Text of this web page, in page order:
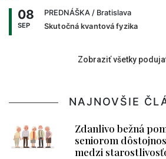
08
SEP
PREDNÁŠKA / Bratislava
Skutočná kvantová fyzika
Zobraziť všetky
NAJNOVŠIE
Zdanlivo bežná
seniorom
medzi